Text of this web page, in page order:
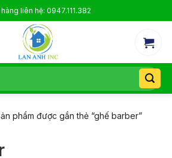
liên hệ: 0947.111.382
phẩm được gắn thẻ “ghế barber”